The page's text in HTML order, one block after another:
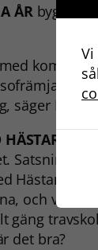
ÅR byggde
säger
Satsningen
Hästar är
och vilken
gäng
det bra?
Vi